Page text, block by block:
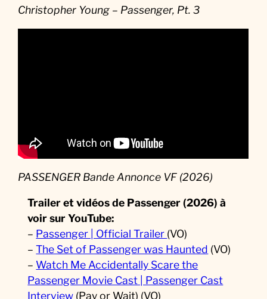
Christopher Young – Passenger, Pt. 3
PASSENGER Bande Annonce VF (2026)
Trailer et vidéos de Passenger (2026) à
voir sur YouTube:
– Passenger | Official Trailer (VO)
–The Set of Passenger was Haunted (VO)
– Watch Me Accidentally Scare the
Passenger Movie Cast | Passenger Cast
Interview (Pay or Wait) (VO)